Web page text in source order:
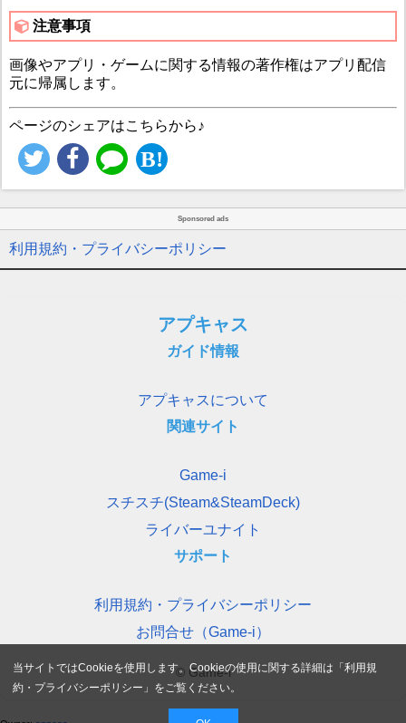
注意事項
画像やアプリ・ゲームに関する情報の著作権はアプリ配信
元に帰属します。
ページのシェアはこちらから♪
Sponsored ads
利用規約・プライバシーポリシー
アプキャス
ガイド情報
アプキャスについて
関連サイト
Game-i
スチスチ(Steam&SteamDeck)
ライバーユナイト
サポート
利用規約・プライバシーポリシー
お問合せ（Game-i）
© Game-i
当サイトではCookieを使用します。Cookieの使用に関する詳細は「利用規
約・プライバシーポリシー 」をご覧ください。